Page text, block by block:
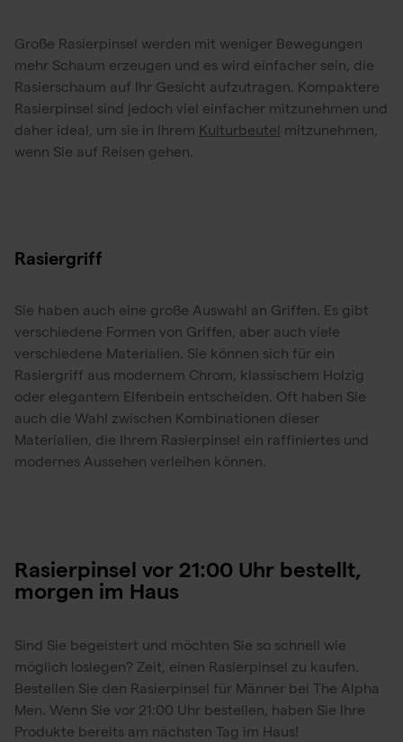
Große Rasierpinsel werden mit weniger Bewegungen
mehr Schaum erzeugen und es wird einfacher sein, die
Rasierschaum auf Ihr Gesicht aufzutragen. Kompaktere
Rasierpinsel sind jedoch viel einfacher mitzunehmen und
daher ideal, um sie in Ihrem Kulturbeutel mitzunehmen,
wenn Sie auf Reisen gehen.
Rasiergriff
Sie haben auch eine große Auswahl an Griffen. Es gibt
verschiedene Formen von Griffen, aber auch viele
verschiedene Materialien. Sie können sich für ein
Rasiergriff aus modernem Chrom, klassischem Holzig
oder elegantem Elfenbein entscheiden. Oft haben Sie
auch die Wahl zwischen Kombinationen dieser
Materialien, die Ihrem Rasierpinsel ein raffiniertes und
modernes Aussehen verleihen können.
Rasierpinsel vor 21:00 Uhr bestellt,
morgen im Haus
Sind Sie begeistert und möchten Sie so schnell wie
möglich loslegen? Zeit, einen Rasierpinsel zu kaufen.
Bestellen Sie den Rasierpinsel für Männer bei The Alpha
Men. Wenn Sie vor 21:00 Uhr bestellen, haben Sie Ihre
Produkte bereits am nächsten Tag im Haus!